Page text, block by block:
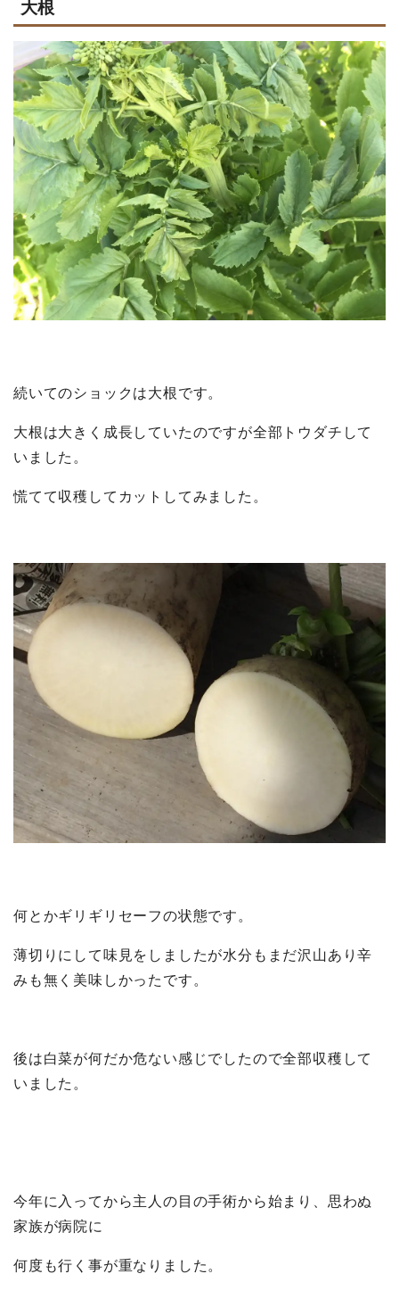
大根
続いてのショックは大根です。
大根は大きく成長していたのですが全部トウダチして
いました。
慌てて収穫してカットしてみました。
何とかギリギリセーフの状態です。
薄切りにして味見をしましたが水分もまだ沢山あり辛
みも無く美味しかったです。
後は白菜が何だか危ない感じでしたので全部収穫して
いました。
今年に入ってから主人の目の手術から始まり、思わぬ
家族が病院に
何度も行く事が重なりました。